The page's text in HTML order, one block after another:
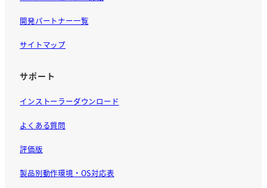
開発パートナー一覧
サイトマップ
サポート
インストーラーダウンロード
よくある質問
評価版
製品別動作環境・OS対応表